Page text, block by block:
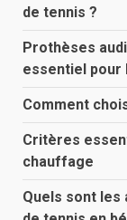
de tennis ?
Prothèses
essentiel pour
Comment
Critères
chauffage
Quels sont les